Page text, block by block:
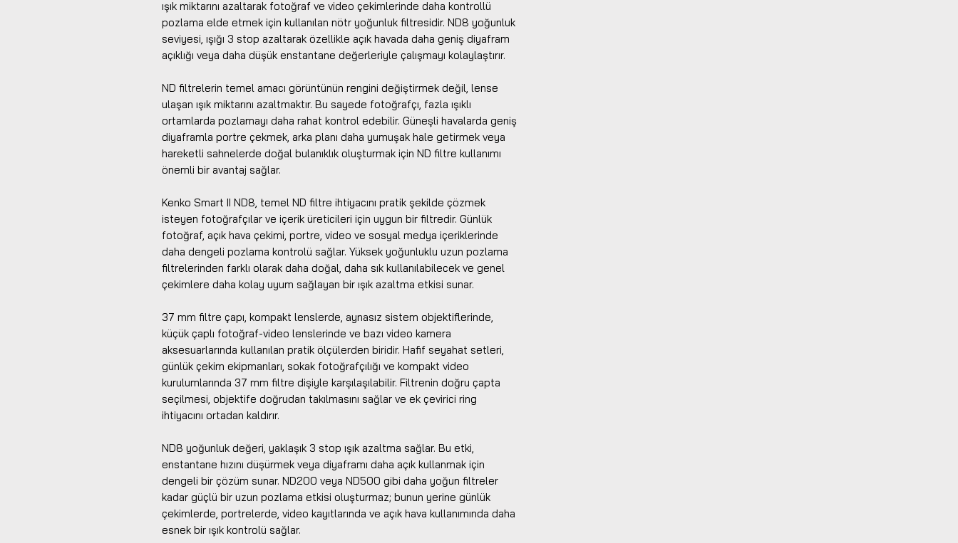
ışık miktarını azaltarak fotoğraf ve video çekimlerinde daha kontrollü
pozlama elde etmek için kullanılan nötr yoğunluk filtresidir. ND8 yoğunluk
seviyesi, ışığı 3 stop azaltarak özellikle açık havada daha geniş diyafram
açıklığı veya daha düşük enstantane değerleriyle çalışmayı kolaylaştırır.
ND filtrelerin temel amacı görüntünün rengini değiştirmek değil, lense
ulaşan ışık miktarını azaltmaktır. Bu sayede fotoğrafçı, fazla ışıklı
ortamlarda pozlamayı daha rahat kontrol edebilir. Güneşli havalarda geniş
diyaframla portre çekmek, arka planı daha yumuşak hale getirmek veya
hareketli sahnelerde doğal bulanıklık oluşturmak için ND filtre kullanımı
önemli bir avantaj sağlar.
Kenko Smart II ND8, temel ND filtre ihtiyacını pratik şekilde çözmek
isteyen fotoğrafçılar ve içerik üreticileri için uygun bir filtredir. Günlük
fotoğraf, açık hava çekimi, portre, video ve sosyal medya içeriklerinde
daha dengeli pozlama kontrolü sağlar. Yüksek yoğunluklu uzun pozlama
filtrelerinden farklı olarak daha doğal, daha sık kullanılabilecek ve genel
çekimlere daha kolay uyum sağlayan bir ışık azaltma etkisi sunar.
37 mm filtre çapı, kompakt lenslerde, aynasız sistem objektiflerinde,
küçük çaplı fotoğraf-video lenslerinde ve bazı video kamera
aksesuarlarında kullanılan pratik ölçülerden biridir. Hafif seyahat setleri,
günlük çekim ekipmanları, sokak fotoğrafçılığı ve kompakt video
kurulumlarında 37 mm filtre dişiyle karşılaşılabilir. Filtrenin doğru çapta
seçilmesi, objektife doğrudan takılmasını sağlar ve ek çevirici ring
ihtiyacını ortadan kaldırır.
ND8 yoğunluk değeri, yaklaşık 3 stop ışık azaltma sağlar. Bu etki,
enstantane hızını düşürmek veya diyaframı daha açık kullanmak için
dengeli bir çözüm sunar. ND200 veya ND500 gibi daha yoğun filtreler
kadar güçlü bir uzun pozlama etkisi oluşturmaz; bunun yerine günlük
çekimlerde, portrelerde, video kayıtlarında ve açık hava kullanımında daha
esnek bir ışık kontrolü sağlar.